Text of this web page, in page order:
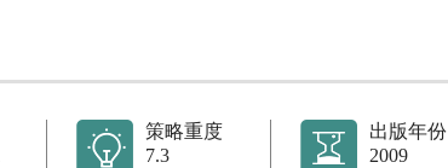
策略重度
7.3
出版年份
2009